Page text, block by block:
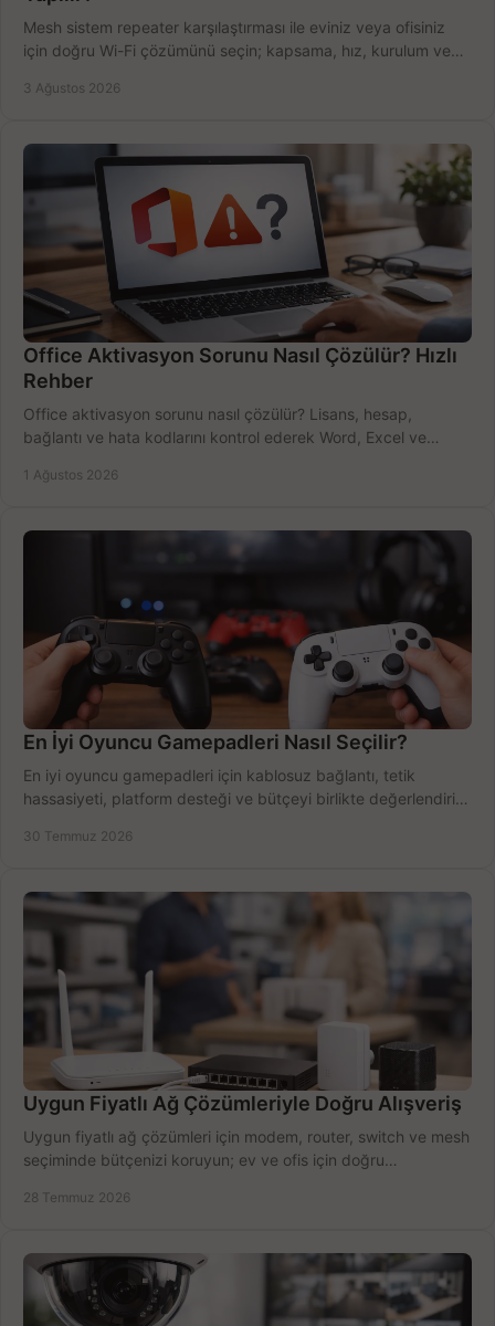
Mesh sistem repeater karşılaştırması ile eviniz veya ofisiniz
için doğru Wi-Fi çözümünü seçin; kapsama, hız, kurulum ve
3 Ağustos 2026
Office Aktivasyon Sorunu Nasıl Çözülür? Hızlı
Rehber
Office aktivasyon sorunu nasıl çözülür? Lisans, hesap,
bağlantı ve hata kodlarını kontrol ederek Word, Excel ve
1 Ağustos 2026
En İyi Oyuncu Gamepadleri Nasıl Seçilir?
En iyi oyuncu gamepadleri için kablosuz bağlantı, tetik
hassasiyeti, platform desteği ve bütçeyi birlikte değerlendirin;
30 Temmuz 2026
Uygun Fiyatlı Ağ Çözümleriyle Doğru Alışveriş
Uygun fiyatlı ağ çözümleri için modem, router, switch ve mesh
seçiminde bütçenizi koruyun; ev ve ofis için doğru
28 Temmuz 2026